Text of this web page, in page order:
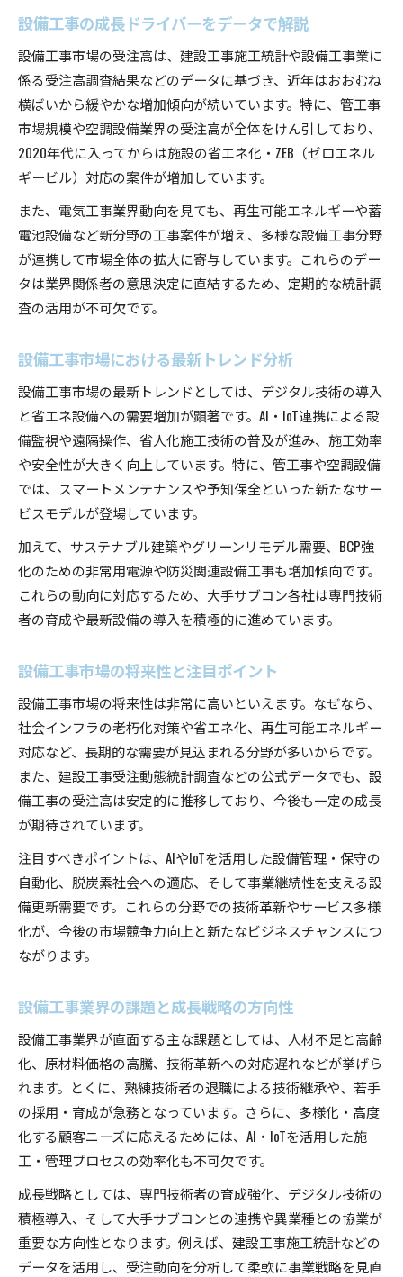
AIや省エネが設備工事にもたらす影響とは
設備工事とAI・省エネ技術の最新動向
省エネ志向が設備工事業界を変革する理由
設備工事分野におけるAI活用の可能性
設備工事市場で注目される技術革新の潮流
設備工事市場の将来性を見極めるポイント
設備工事市場の将来性を判断する重要視点
設備工事業界で求められる将来の展開力
設備工事市場の成長戦略と注目分野を解説
設備工事分野の変化を捉える将来性の分析
設備工事市場の今後を見極める判断基準
設備工事の成長ドライバーをデータで解説
設備工事市場の受注高は、建設工事施工統計や設備工事業に
係る受注高調査結果などのデータに基づき、近年はおおむね
横ばいから緩やかな増加傾向が続いています。特に、管工事
市場規模や空調設備業界の受注高が全体をけん引しており、
2020年代に入ってからは施設の省エネ化・ZEB（ゼロエネル
ギービル）対応の案件が増加しています。
また、電気工事業界動向を見ても、再生可能エネルギーや蓄
電池設備など新分野の工事案件が増え、多様な設備工事分野
が連携して市場全体の拡大に寄与しています。これらのデー
タは業界関係者の意思決定に直結するため、定期的な統計調
査の活用が不可欠です。
設備工事市場における最新トレンド分析
設備工事市場の最新トレンドとしては、デジタル技術の導入
と省エネ設備への需要増加が顕著です。AI・IoT連携による設
備監視や遠隔操作、省人化施工技術の普及が進み、施工効率
や安全性が大きく向上しています。特に、管工事や空調設備
では、スマートメンテナンスや予知保全といった新たなサー
ビスモデルが登場しています。
加えて、サステナブル建築やグリーンリモデル需要、BCP強
化のための非常用電源や防災関連設備工事も増加傾向です。
これらの動向に対応するため、大手サブコン各社は専門技術
者の育成や最新設備の導入を積極的に進めています。
設備工事市場の将来性と注目ポイント
設備工事市場の将来性は非常に高いといえます。なぜなら、
社会インフラの老朽化対策や省エネ化、再生可能エネルギー
対応など、長期的な需要が見込まれる分野が多いからです。
また、建設工事受注動態統計調査などの公式データでも、設
備工事の受注高は安定的に推移しており、今後も一定の成長
が期待されています。
注目すべきポイントは、AIやIoTを活用した設備管理・保守の
自動化、脱炭素社会への適応、そして事業継続性を支える設
備更新需要です。これらの分野での技術革新やサービス多様
化が、今後の市場競争力向上と新たなビジネスチャンスにつ
ながります。
設備工事業界の課題と成長戦略の方向性
設備工事業界が直面する主な課題としては、人材不足と高齢
化、原材料価格の高騰、技術革新への対応遅れなどが挙げら
れます。とくに、熟練技術者の退職による技術継承や、若手
の採用・育成が急務となっています。さらに、多様化・高度
化する顧客ニーズに応えるためには、AI・IoTを活用した施
工・管理プロセスの効率化も不可欠です。
成長戦略としては、専門技術者の育成強化、デジタル技術の
積極導入、そして大手サブコンとの連携や異業種との協業が
重要な方向性となります。例えば、建設工事施工統計などの
データを活用し、受注動向を分析して柔軟に事業戦略を見直